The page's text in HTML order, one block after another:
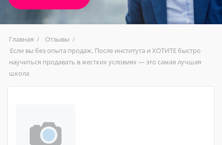
Главная
Отзывы
Если вы без опыта продаж, После института и ХОТИТЕ быстро
научиться продавать в жестких условиях — это самая лучшая
школа